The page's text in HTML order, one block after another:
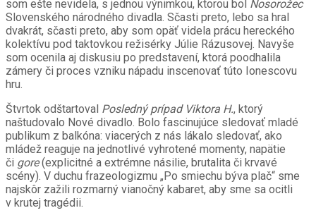
som ešte nevidela, s jednou výnimkou, ktorou bol Nosorožec
Slovenského národného divadla. Sčasti preto, lebo sa hral
dvakrát, sčasti preto, aby som opäť videla prácu hereckého
kolektívu pod taktovkou režisérky Júlie Rázusovej. Navyše
som ocenila aj diskusiu po predstavení, ktorá poodhalila
zámery či proces vzniku nápadu inscenovať túto Ionescovu
hru.
Štvrtok odštartoval Posledný prípad Viktora H., ktorý
naštudovalo Nové divadlo. Bolo fascinujúce sledovať mladé
publikum z balkóna: viacerých z nás lákalo sledovať, ako
mládež reaguje na jednotlivé vyhrotené momenty, napätie
či gore(explicitné a extrémne násilie, brutalita či krvavé
scény). V duchu frazeologizmu „Po smiechu býva plač“ sme
najskôr zažili rozmarný vianočný kabaret, aby sme sa ocitli
v krutej tragédii.